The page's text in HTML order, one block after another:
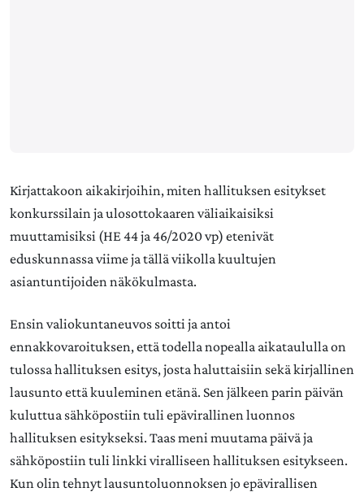
Kirjattakoon aikakirjoihin, miten hallituksen esitykset
konkurssilain ja ulosottokaaren väliaikaisiksi
muuttamisiksi (HE 44 ja 46/2020 vp) etenivät
eduskunnassa viime ja tällä viikolla kuultujen
asiantuntijoiden näkökulmasta.
Ensin valiokuntaneuvos soitti ja antoi
ennakkovaroituksen, että todella nopealla aikataululla on
tulossa hallituksen esitys, josta haluttaisiin sekä kirjallinen
lausunto että kuuleminen etänä. Sen jälkeen parin päivän
kuluttua sähköpostiin tuli epävirallinen luonnos
hallituksen esitykseksi. Taas meni muutama päivä ja
sähköpostiin tuli linkki viralliseen hallituksen esitykseen.
Kun olin tehnyt lausuntoluonnoksen jo epävirallisen